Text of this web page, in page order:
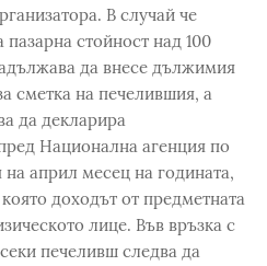
В случай че
стойност над 100
да внесе дължимия
сметка на печелившия, а
да декларира
Национална агенция по
април месец на годината,
доходът от предметната
лице. Във връзка с
печеливш следва да